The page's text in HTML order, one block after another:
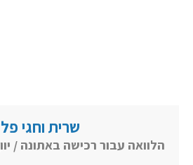
שרית וחגי
הלוואה עבור רכישה באתונה /